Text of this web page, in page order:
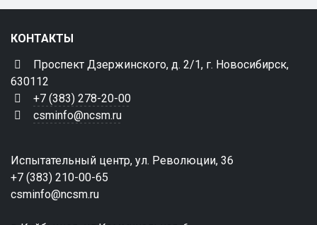
КОНТАКТЫ
Проспект Дзержинского, д. 2/1, г. Новосибирск,
630112
+7 (383) 278-20-00
csminfo@ncsm.ru
Испытательный центр, ул. Революции, 36
+7 (383) 210-00-65
csminfo@ncsm.ru